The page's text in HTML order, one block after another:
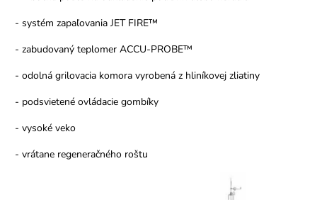
- systém zapaľovania JET FIRE™
- zabudovaný teplomer ACCU-PROBE™
- odolná grilovacia komora vyrobená z hliníkovej zliatiny
- podsvietené ovládacie gombíky
- vysoké veko
- vrátane regeneračného roštu